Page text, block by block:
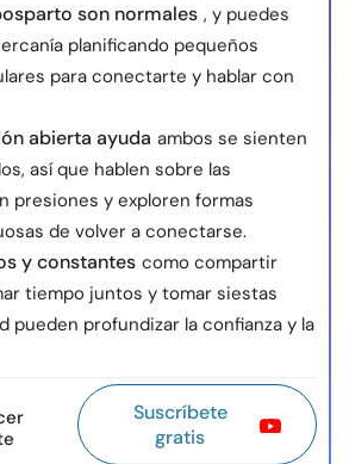
son normales , y puedes
planificando pequeños
para conectarte y hablar con
abierta ayuda ambos se sienten
así que hablen sobre las
presiones y exploren formas
de volver a conectarse.
y constantes como compartir
tiempo juntos y tomar siestas
pueden profundizar la confianza y la
Suscríbete
gratis